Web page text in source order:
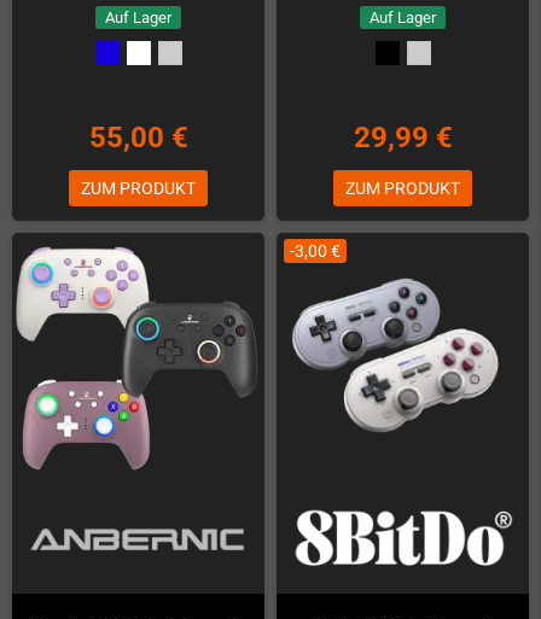
Auf Lager
55,00 €
ZUM PRODUKT
Auf Lager
29,99 €
ZUM PRODUKT
-3,00 €